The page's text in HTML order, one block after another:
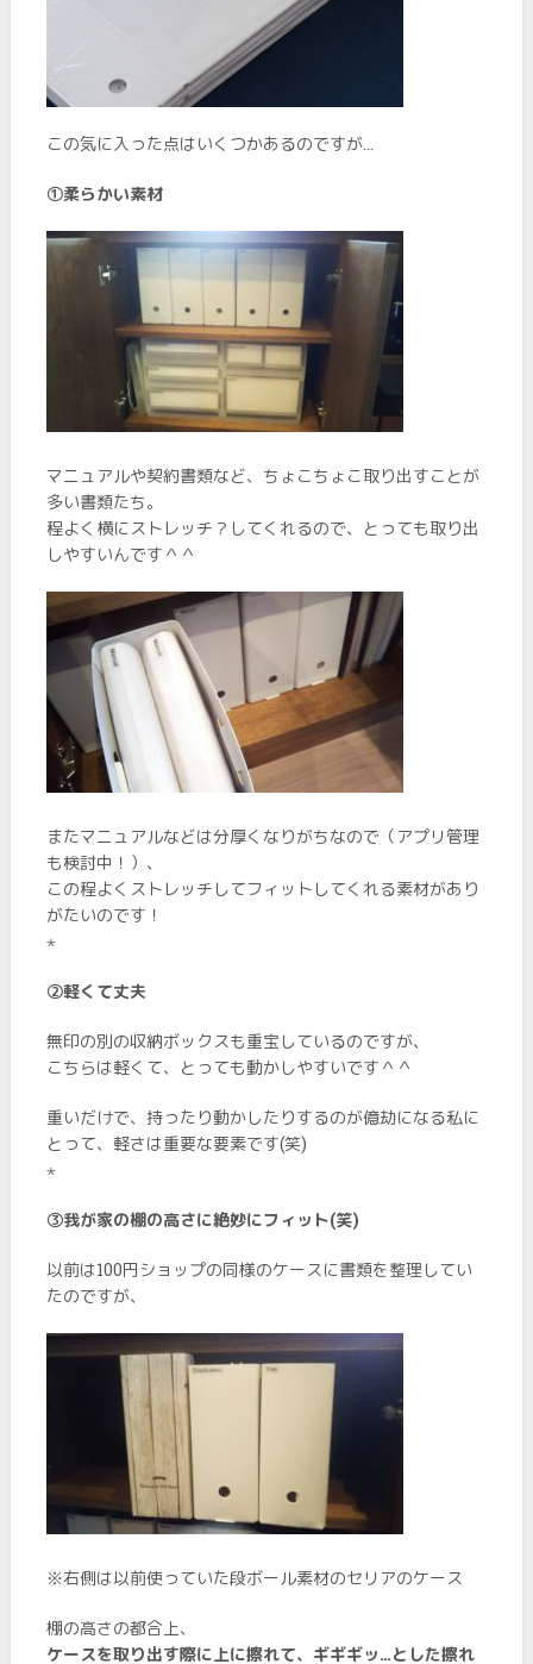
この気に入った点はいくつかあるのですが…
➀柔らかい素材
マニュアルや契約書類など、ちょこちょこ取り出すことが
多い書類たち。
程よく横にストレッチ？してくれるので、とっても取り出
しやすいんです＾＾
またマニュアルなどは分厚くなりがちなので（アプリ管理
も検討中！）、
この程よくストレッチしてフィットしてくれる素材があり
がたいのです！
⋆
➁軽くて丈夫
無印の別の収納ボックスも重宝しているのですが、
こちらは軽くて、とっても動かしやすいです＾＾
重いだけで、持ったり動かしたりするのが億劫になる私に
とって、軽さは重要な要素です(笑)
⋆
➂我が家の棚の高さに絶妙にフィット(笑)
以前は100円ショップの同様のケースに書類を整理してい
たのですが、
※右側は以前使っていた段ボール素材のセリアのケース
棚の高さの都合上、
ケースを取り出す際に上に擦れて、ギギギッ…とした擦れ